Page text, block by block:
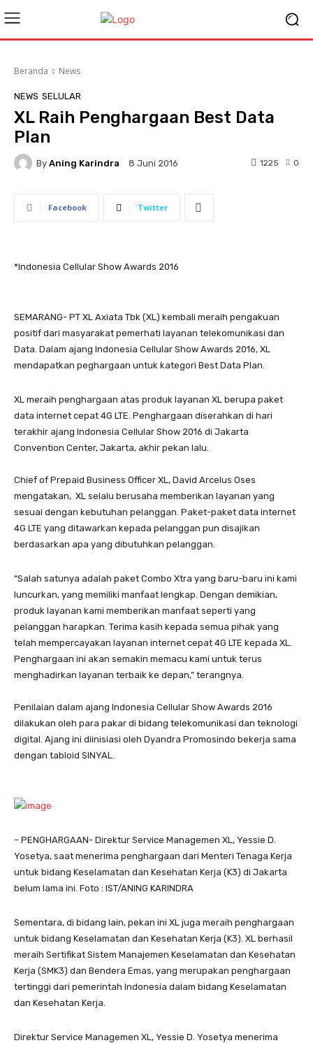
Beranda News
NEWS SELULAR
XL Raih Penghargaan Best Data
Plan
By Aning Karindra 8 Juni 2016 0
1225
Facebook Twitter
*Indonesia Cellular Show Awards 2016
SEMARANG- PT XL Axiata Tbk (XL) kembali meraih pengakuan
positif dari masyarakat pemerhati layanan telekomunikasi dan
Data. Dalam ajang Indonesia Cellular Show Awards 2016, XL
mendapatkan peghargaan untuk kategori Best Data Plan.
XL meraih penghargaan atas produk layanan XL berupa paket
data internet cepat 4G LTE. Penghargaan diserahkan di hari
terakhir ajang Indonesia Cellular Show 2016 di Jakarta
Convention Center, Jakarta, akhir pekan lalu.
Chief of Prepaid Business Officer XL, David Arcelus Oses
mengatakan, XL selalu berusaha memberikan layanan yang
sesuai dengan kebutuhan pelanggan. Paket-paket data internet
4G LTE yang ditawarkan kepada pelanggan pun disajikan
berdasarkan apa yang dibutuhkan pelanggan.
“Salah satunya adalah paket Combo Xtra yang baru-baru ini kami
luncurkan, yang memiliki manfaat lengkap. Dengan demikian,
produk layanan kami memberikan manfaat seperti yang
pelanggan harapkan. Terima kasih kepada semua pihak yang
telah mempercayakan layanan internet cepat 4G LTE kepada XL.
Penghargaan ini akan semakin memacu kami untuk terus
menghadirkan layanan terbaik ke depan,” terangnya.
Penilaian dalam ajang Indonesia Cellular Show Awards 2016
dilakukan oleh para pakar di bidang telekomunikasi dan teknologi
digital. Ajang ini diinisiasi oleh Dyandra Promosindo bekerja sama
dengan tabloid SINYAL.
– PENGHARGAAN- Direktur Service Managemen XL, Yessie D.
Yosetya, saat menerima penghargaan dari Menteri Tenaga Kerja
untuk bidang Keselamatan dan Kesehatan Kerja (K3) di Jakarta
belum lama ini. Foto : IST/ANING KARINDRA
Sementara, di bidang lain, pekan ini XL juga meraih penghargaan
untuk bidang Keselamatan dan Kesehatan Kerja (K3). XL berhasil
meraih Sertifikat Sistem Manajemen Keselamatan dan Kesehatan
Kerja (SMK3) dan Bendera Emas, yang merupakan penghargaan
tertinggi dari pemerintah Indonesia dalam bidang Keselamatan
dan Kesehatan Kerja.
Direktur Service Managemen XL, Yessie D. Yosetya menerima